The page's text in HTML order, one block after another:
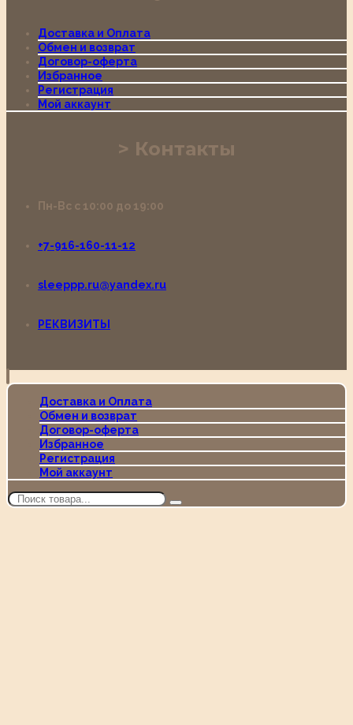
Доставка и Оплата
Обмен и возврат
Договор-оферта
Избранное
Регистрация
Мой аккаунт
Контакты
Пн-Вс с 10:00 до 19:00
+7-916-160-11-12
sleeppp.ru@yandex.ru
РЕКВИЗИТЫ
Доставка и Оплата
Обмен и возврат
Договор-оферта
Избранное
Регистрация
Мой аккаунт